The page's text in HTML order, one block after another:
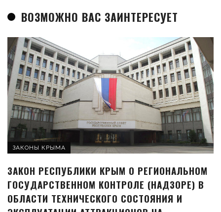
ВОЗМОЖНО ВАС ЗАИНТЕРЕСУЕТ
ЗАКОНЫ КРЫМА
ЗАКОН РЕСПУБЛИКИ КРЫМ О РЕГИОНАЛЬНОМ
ГОСУДАРСТВЕННОМ КОНТРОЛЕ (НАДЗОРЕ) В
ОБЛАСТИ ТЕХНИЧЕСКОГО СОСТОЯНИЯ И